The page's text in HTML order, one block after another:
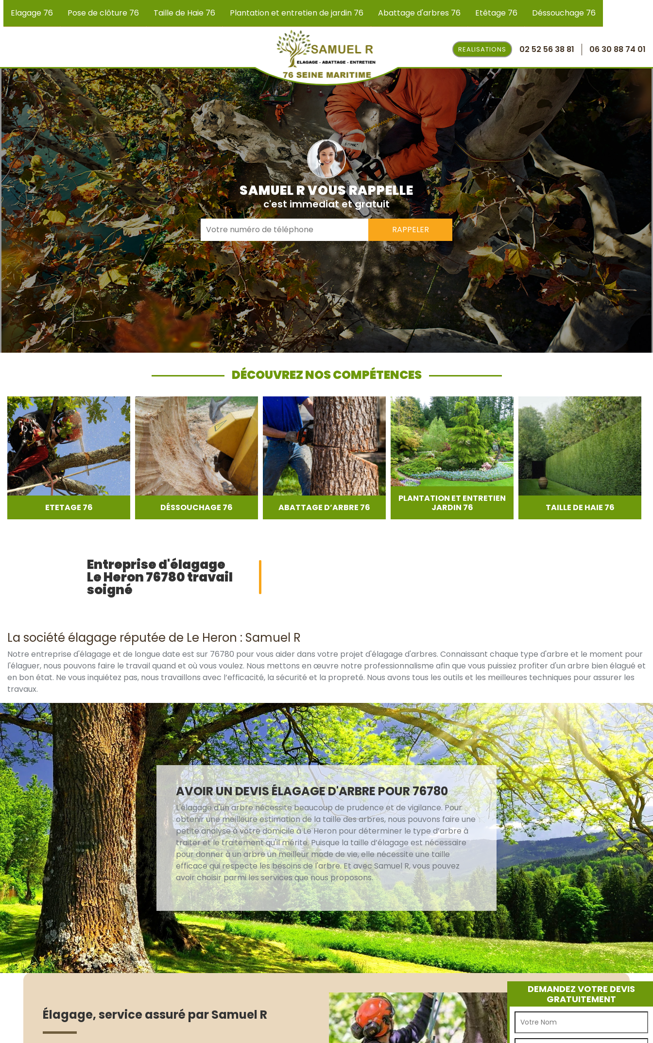
Elagage 76 Pose de clôture 76 Taille de Haie 76 Plantation et entretien de jardin 76 Abattage d'arbres 76 Etêtage 76 Déssouchage 76
REALISATIONS 02 52 56 38 81 06 30 88 74 01
SAMUEL R VOUS RAPPELLE
c'est immediat et gratuit
DÉCOUVREZ NOS COMPÉTENCES
ETETAGE 76 DÉSSOUCHAGE 76 ABATTAGE D’ARBRE 76
PLANTATION ET ENTRETIEN
JARDIN 76
TAILLE DE HAIE 76
DEMANDEZ VOTRE DEVIS
GRATUITEMENT
Entreprise d'élagage
Le Heron 76780 travail
soigné
La société élagage réputée de Le Heron : Samuel R
Notre entreprise d'élagage et de longue date est sur 76780 pour vous aider dans votre projet d'élagage d'arbres. Connaissant chaque type d'arbre et le moment pour
l'élaguer, nous pouvons faire le travail quand et où vous voulez. Nous mettons en œuvre notre professionnalisme afin que vous puissiez profiter d'un arbre bien élagué et
en bon état. Ne vous inquiétez pas, nous travaillons avec l’efficacité, la sécurité et la propreté. Nous avons tous les outils et les meilleures techniques pour assurer les
travaux.
AVOIR UN DEVIS ÉLAGAGE D'ARBRE POUR 76780
L'élagage d'un arbre nécessite beaucoup de prudence et de vigilance. Pour
obtenir une meilleure estimation de la taille des arbres, nous pouvons faire une
petite analyse à votre domicile à Le Heron pour déterminer le type d’arbre à
traiter et le traitement qu'il mérite. Puisque la taille d’élagage est nécessaire
pour donner à un arbre un meilleur mode de vie, elle nécessite une taille
efficace qui respecte les besoins de l'arbre. Et avec Samuel R, vous pouvez
avoir choisir parmi les services que nous proposons.
Élagage, service assuré par Samuel R